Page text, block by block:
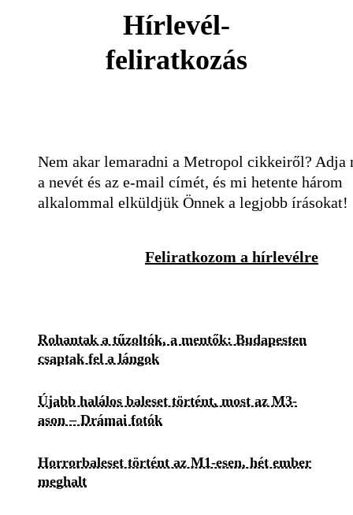
Hírlevél-
feliratkozás
Nem akar lemaradni a Metropol cikkeiről? Adja
a nevét és az e-mail címét, és mi hetente három
alkalommal elküldjük Önnek a legjobb írásokat!
Feliratkozom a hírlevélre
Rohantak a tűzoltók, a mentők: Budapesten
csaptak fel a lángok
Újabb halálos baleset történt, most az M3-
ason – Drámai fotók
Horrorbaleset történt az M1-esen, hét ember
meghalt